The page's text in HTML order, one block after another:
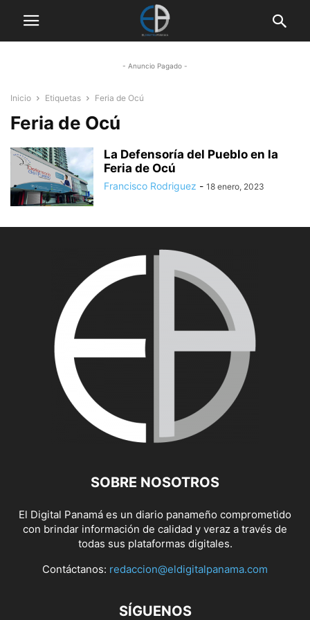
- Anuncio Pagado -
Inicio Etiquetas Feria de Ocú
Feria de Ocú
La Defensoría del Pueblo en la
Feria de Ocú
Francisco Rodriguez - 18 enero, 2023
SOBRE NOSOTROS
El Digital Panamá es un diario panameño comprometido
con brindar información de calidad y veraz a través de
todas sus plataformas digitales.
Contáctanos: redaccion@eldigitalpanama.com
SÍGUENOS